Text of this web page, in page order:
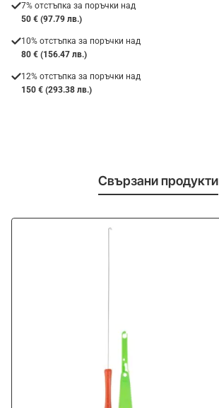
7% отстъпка за поръчки над
50 € (97.79 лв.)
10% отстъпка за поръчки над
80 € (156.47 лв.)
12% отстъпка за поръчки над
150 € (293.38 лв.)
Свързани продукти